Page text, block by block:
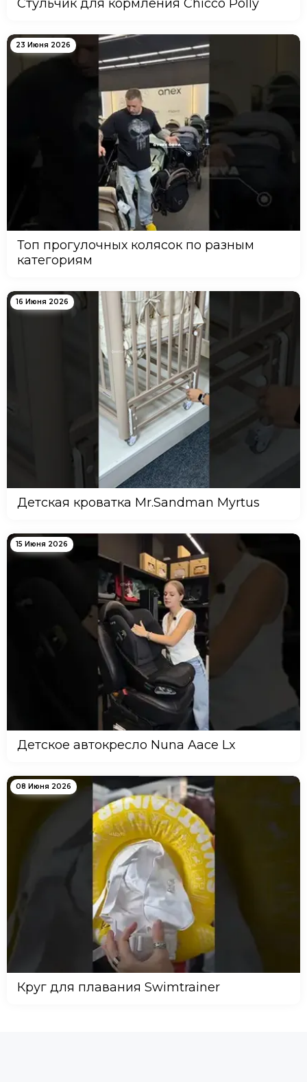
Стульчик для кормления Chicco Polly
23 Июня 2026
Топ прогулочных колясок по разным
категориям
16 Июня 2026
Детская кроватка Mr.Sandman Myrtus
15 Июня 2026
Детское автокресло Nuna Aace Lx
08 Июня 2026
Круг для плавания Swimtrainer